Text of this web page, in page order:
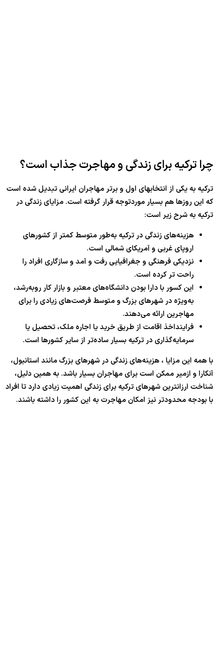
چرا ترکیه برای زندگی و مهاجرت جذاب است؟
ترکیه به یکی از انتخابهای اول و برتر مهاجران ایرانی تبدیل شده است
که این روزها هم بسیار موردتوجه قرار گرفته است. مزایای زندگی در
ترکیه به شرح زیر است:
هزینه‌های زندگی در ترکیه به‌طور متوسط کمتر از کشورهای
اروپای غربی و آمریکای شمالی است.
نزدیکی فرهنگی و جغرافیایی رفت و آمد و سازگاری افراد را
راحت تر کرده است.
این کسور با دارا بودن دانشگاه‌های معتبر و بازار کار روبه‌رشد،
به‌ویژه در شهرهای بزرگ و متوسط فرصت‌های زیادی را برای
مهاجرین ارائه می‌دهند.
فراینداخذ اقامت از طریق خرید یا اجاره ملک، تحصیل یا
سرمایه‌گذاری در ترکیه بسیار ساده‌تر از سایر کشورها است.
با همه این مزایا ، هزینه‌های زندگی در شهرهای بزرگ مانند استانبول،
آنکارا و ازمیر ممکن است برای مهاجران بسیار باشد. به همین دلیل،
شناخت ارزانترین شهرهای ترکیه برای زندگی اهمیت زیادی دارد تا افراد
با بودجه محدودتر نیز امکان مهاجرت به این کشور را داشته باشند.